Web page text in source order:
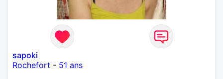
sapoki
Rochefort - 51 ans